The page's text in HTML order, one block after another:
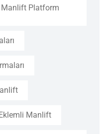
Manlift Platform
Manlift